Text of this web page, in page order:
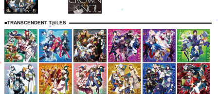
■TRANSCENDENT T@LES